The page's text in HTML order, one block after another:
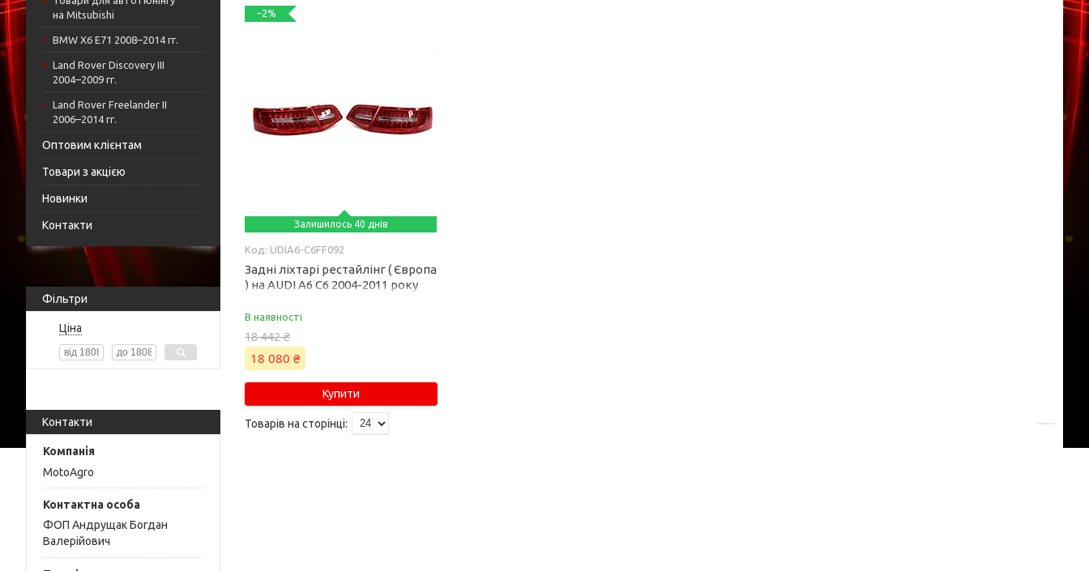
на Mitsubishi
BMW X6 E71 2008–2014 гг.
Land Rover Discovery III
2004–2009 гг.
Land Rover Freelander II
2006–2014 гг.
Оптовим клієнтам
Товари з акцією
Новинки
Контакти
Фільтри
Ціна
Контакти
MotoAgro
ФОП Андрущак Богдан
Валерійович
–2%
Залишилось 40 днів
UDIA6-C6FF092
Задні ліхтарі рестайлінг ( Європа
) на AUDI A6 C6 2004-2011 року
В наявності
18 442 ₴
18 080 ₴
Купити